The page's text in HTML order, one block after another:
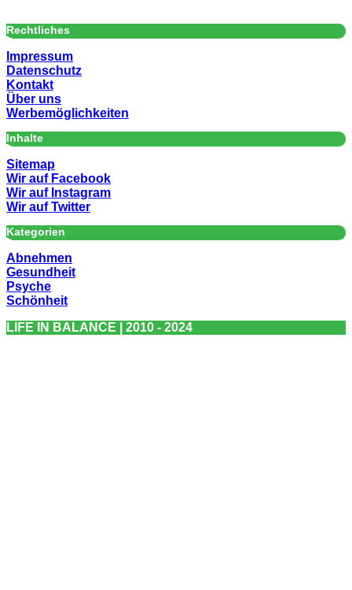
Rechtliches
Impressum
Datenschutz
Kontakt
Über uns
Werbemöglichkeiten
Inhalte
Sitemap
Wir auf Facebook
Wir auf Instagram
Wir auf Twitter
Kategorien
Abnehmen
Gesundheit
Psyche
Schönheit
LIFE IN BALANCE | 2010 - 2024